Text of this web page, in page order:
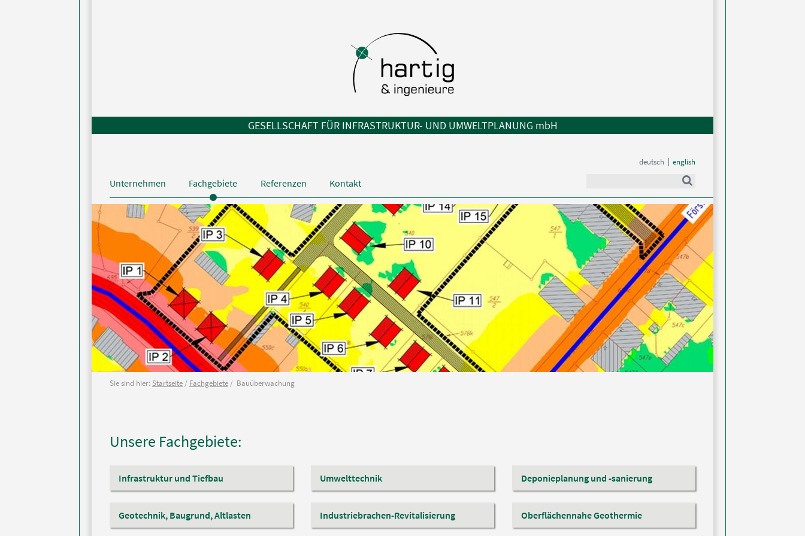
GESELLSCHAFT FÜR INFRASTRUKTUR- UND UMWELTPLANUNG mbH
deutsch english
Unternehmen Fachgebiete Referenzen Kontakt
Sie sind hier: Startseite / Fachgebiete / Bauüberwachung
Unsere Fachgebiete:
Infrastruktur und Tiefbau Umwelttechnik Deponieplanung und -sanierung
Geotechnik, Baugrund, Altlasten Industriebrachen-Revitalisierung Oberflächennahe Geothermie